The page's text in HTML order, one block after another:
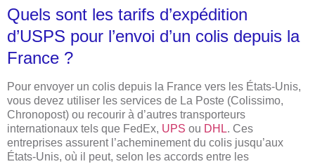
Quels sont les tarifs d’expédition
d’USPS pour l’envoi d’un colis depuis la
France ?
Pour envoyer un colis depuis la France vers les États-Unis,
vous devez utiliser les services de La Poste (Colissimo,
Chronopost) ou recourir à d’autres transporteurs
internationaux tels que FedEx, UPS ou DHL. Ces
entreprises assurent l’acheminement du colis jusqu’aux
États-Unis, où il peut, selon les accords entre les